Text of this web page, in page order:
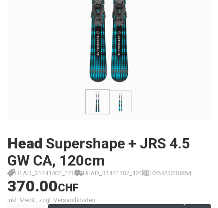
Head Supershape + JRS 4.5
GW CA, 120cm
HEAD_31441402_120 HEAD_31441402_120 726423230854
370.00CHF
inkl. MwSt., zzgl. Versandkosten